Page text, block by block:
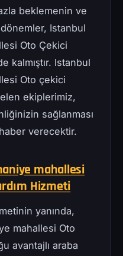
beklemenin ve
Istanbul
Oto Çekici
kalmıştır. Istanbul
Oto çekici
ekiplerimiz,
sağlanması
verecektir.
mahallesi
Hizmeti
yanında,
mahallesi Oto
avantajlı araba